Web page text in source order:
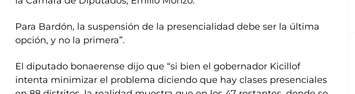
Para Bardón, la suspensión de la presencialidad debe ser la última
opción, y no la primera”.
El diputado bonaerense dijo que “si bien el gobernador Kicillof
intenta minimizar el problema diciendo que hay clases presenciales